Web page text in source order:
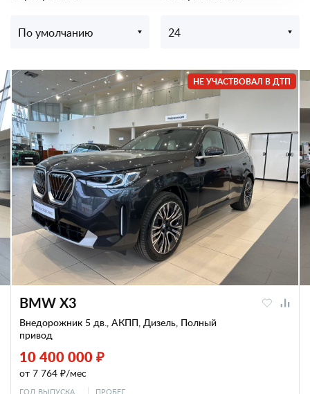
По умолчанию 24
НЕ УЧАСТВОВАЛ В ДТП
BMW X3
Внедорожник 5 дв., АКПП, Дизель, Полный
привод
10 400 000 ₽
от 7 764 ₽/мес
ГОД ВЫПУСКА ПРОБЕГ